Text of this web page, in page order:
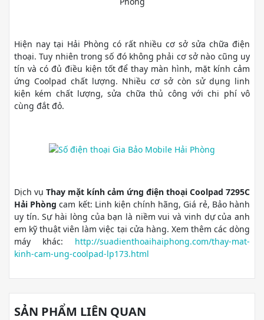
Hiện nay tại Hải Phòng có rất nhiều cơ sở sửa chữa điện
thoại. Tuy nhiên trong số đó không phải cơ sở nào cũng uy
tín và có đủ điều kiện tốt để thay màn hình, mặt kính cảm
ứng Coolpad chất lượng. Nhiều cơ sở còn sử dụng linh
kiện kém chất lượng, sửa chữa thủ công với chi phí vô
cùng đắt đỏ.
Dịch vụ Thay mặt kính cảm ứng điện thoại Coolpad 7295C
Hải Phòng cam kết: Linh kiện chính hãng, Giá rẻ, Bảo hành
uy tín. Sự hài lòng của bạn là niềm vui và vinh dự của anh
em kỹ thuật viên làm việc tại cửa hàng. Xem thêm các dòng
máy khác: http://suadienthoaihaiphong.com/thay-mat-
kinh-cam-ung-coolpad-lp173.html
SẢN PHẨM LIÊN QUAN